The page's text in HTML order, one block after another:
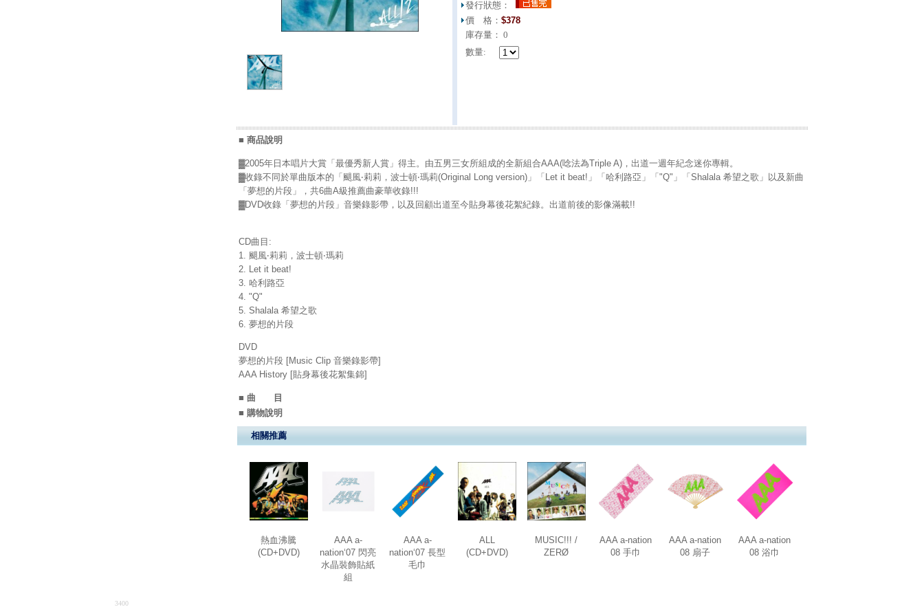
發行狀態：
價 格： $378
庫存量： 0
數量:
■ 商品說明
▓2005年日本唱片大賞「最優秀新人賞」得主。由五男三女所組成的全新組合AAA(唸法為Triple A)，出道一週年紀念迷你專輯。
▓收錄不同於單曲版本的「颶風‧莉莉，波士頓‧瑪莉(Original Long version)」「Let it beat!」「哈利路亞」「"Q"」「Shalala 希望之歌」以及新曲
「夢想的片段」，共6曲A級推薦曲豪華收錄!!!
▓DVD收錄「夢想的片段」音樂錄影帶，以及回顧出道至今貼身幕後花絮紀錄。出道前後的影像滿載!!
CD曲目:
1. 颶風‧莉莉，波士頓‧瑪莉
2. Let it beat!
3. 哈利路亞
4. "Q"
5. Shalala 希望之歌
6. 夢想的片段
DVD
夢想的片段 [Music Clip 音樂錄影帶]
AAA History [貼身幕後花絮集錦]
■ 曲 目
■ 購物說明
相關推薦
熱血沸騰
(CD+DVD)
AAA a-
nation‘07 閃亮
水晶裝飾貼紙
組
AAA a-
nation‘07 長型
毛巾
ALL
(CD+DVD)
MUSIC!!! /
ZERØ
AAA a-nation
08 手巾
AAA a-nation
08 扇子
AAA a-nation
08 浴巾
3400